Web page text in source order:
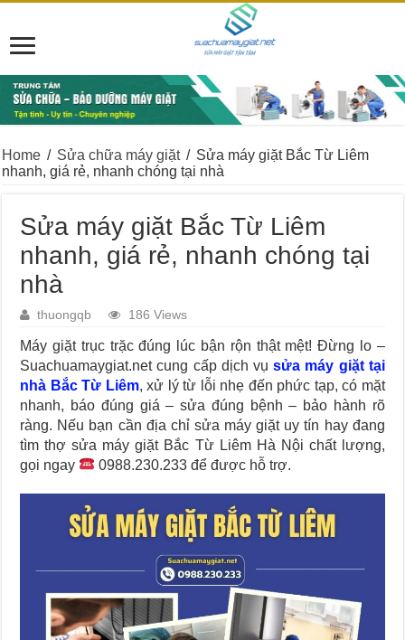
Home / Sửa chữa máy giặt / Sửa máy giặt Bắc Từ Liêm
nhanh, giá rẻ, nhanh chóng tại nhà
Sửa máy giặt Bắc Từ Liêm
nhanh, giá rẻ, nhanh chóng tại
nhà
thuongqb 186 Views
Máy giặt trục trặc đúng lúc bận rộn thật mệt! Đừng lo –
Suachuamaygiat.net cung cấp dịch vụsửa máy giặt tại
nhà Bắc Từ Liêm, xử lý từ lỗi nhẹ đến phức tạp, có mặt
nhanh, báo đúng giá – sửa đúng bệnh – bảo hành rõ
ràng. Nếu bạn cần địa chỉ sửa máy giặt uy tín hay đang
tìm thợ sửa máy giặt Bắc Từ Liêm Hà Nội chất lượng,
gọi ngay
0988.230.233 để được hỗ trợ.